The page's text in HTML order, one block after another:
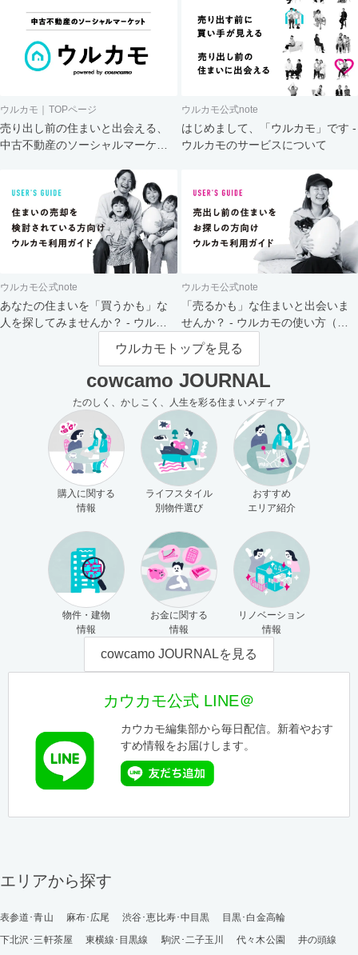
ウルカモ｜TOPページ
売り出し前の住まいと出会える、
中古不動産のソーシャルマーケッ
ウルカモ公式note
はじめまして、「ウルカモ」です -
ウルカモのサービスについて
ウルカモ公式note
あなたの住まいを「買うかも」な
人を探してみませんか？ - ウルカ
ウルカモ公式note
「売るかも」な住まいと出会いま
せんか？ - ウルカモの使い方（買
主さま向け）
ウルカモトップを見る
cowcamo JOURNAL
たのしく、かしこく、人生を彩る住まいメディア
購入に関する
情報
ライフスタイル
別物件選び
おすすめ
エリア紹介
物件・建物
情報
お金に関する
情報
リノベーション
情報
cowcamo JOURNALを見る
カウカモ公式 LINE＠
カウカモ編集部から毎日配信。新着やおす
すめ情報をお届けします。
エリアから探す
表参道･青山 麻布･広尾 渋谷･恵比寿･中目黒
目黒･白金高輪
下北沢･三軒茶屋
東横線･目黒線 駒沢･二子玉川 代々木公園
井の頭線